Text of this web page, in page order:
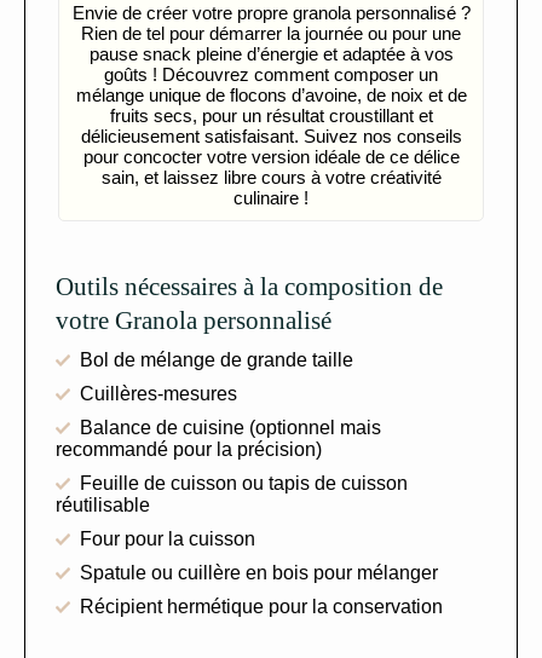
Envie de créer votre propre granola personnalisé ?
Rien de tel pour démarrer la journée ou pour une
pause snack pleine d’énergie et adaptée à vos
goûts ! Découvrez comment composer un
mélange unique de flocons d’avoine, de noix et de
fruits secs, pour un résultat croustillant et
délicieusement satisfaisant. Suivez nos conseils
pour concocter votre version idéale de ce délice
sain, et laissez libre cours à votre créativité
culinaire !
Outils nécessaires à la composition de
votre Granola personnalisé
Bol de mélange de grande taille
Cuillères-mesures
Balance de cuisine (optionnel mais
recommandé pour la précision)
Feuille de cuisson ou tapis de cuisson
réutilisable
Four pour la cuisson
Spatule ou cuillère en bois pour mélanger
Récipient hermétique pour la conservation